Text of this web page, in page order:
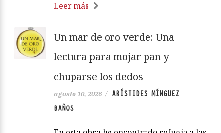
Leer más
Un mar de oro verde: Una
lectura para mojar pan y
chuparse los dedos
agosto 10, 2026 /
ARÍSTIDES MÍNGUEZ
BAÑOS